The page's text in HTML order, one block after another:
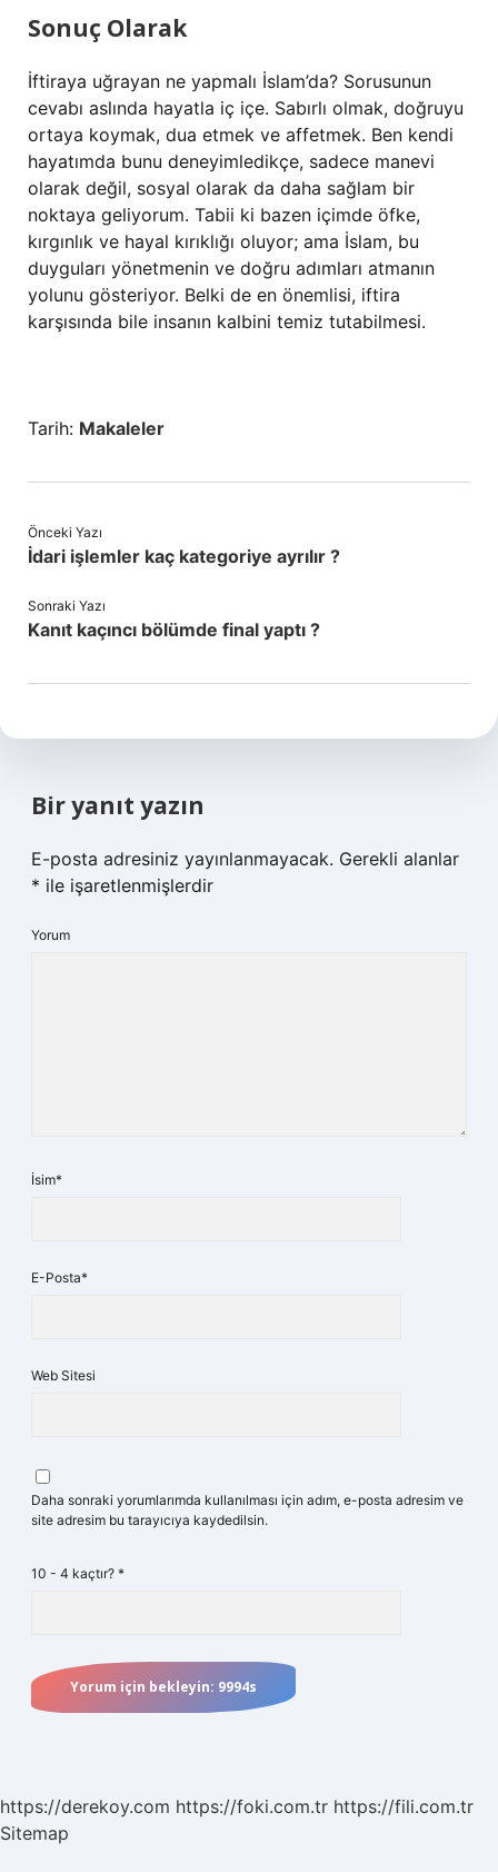
Sonuç Olarak
İftiraya uğrayan ne yapmalı İslam’da? Sorusunun
cevabı aslında hayatla iç içe. Sabırlı olmak, doğruyu
ortaya koymak, dua etmek ve affetmek. Ben kendi
hayatımda bunu deneyimledikçe, sadece manevi
olarak değil, sosyal olarak da daha sağlam bir
noktaya geliyorum. Tabii ki bazen içimde öfke,
kırgınlık ve hayal kırıklığı oluyor; ama İslam, bu
duyguları yönetmenin ve doğru adımları atmanın
yolunu gösteriyor. Belki de en önemlisi, iftira
karşısında bile insanın kalbini temiz tutabilmesi.
Tarih: Makaleler
Önceki Yazı
İdari işlemler kaç kategoriye ayrılır ?
Sonraki Yazı
Kanıt kaçıncı bölümde final yaptı ?
Bir yanıt yazın
E-posta adresiniz yayınlanmayacak. Gerekli alanlar
* ile işaretlenmişlerdir
Yorum
İsim*
E-Posta*
Web Sitesi
Daha sonraki yorumlarımda kullanılması için adım, e-posta adresim ve
site adresim bu tarayıcıya kaydedilsin.
10 - 4 kaçtır? *
https://derekoy.com https://foki.com.tr https://fili.com.tr
Sitemap